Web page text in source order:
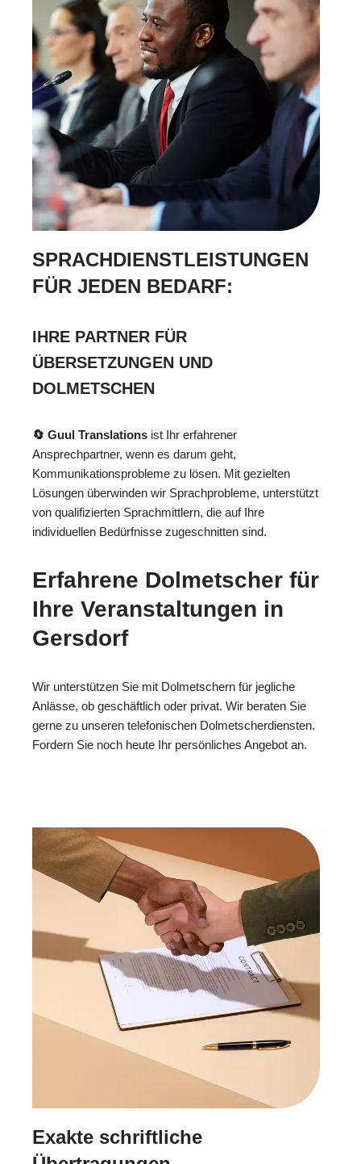
SPRACHDIENSTLEISTUNGEN
FÜR JEDEN BEDARF:
IHRE PARTNER FÜR
ÜBERSETZUNGEN UND
DOLMETSCHEN
🔄 Guul Translations ist Ihr erfahrener
Ansprechpartner, wenn es darum geht,
Kommunikationsprobleme zu lösen. Mit gezielten
Lösungen überwinden wir Sprachprobleme, unterstützt
von qualifizierten Sprachmittlern, die auf Ihre
individuellen Bedürfnisse zugeschnitten sind.
Erfahrene Dolmetscher für
Ihre Veranstaltungen in
Gersdorf
Wir unterstützen Sie mit Dolmetschern für jegliche
Anlässe, ob geschäftlich oder privat. Wir beraten Sie
gerne zu unseren telefonischen Dolmetscherdiensten.
Fordern Sie noch heute Ihr persönliches Angebot an.
Exakte schriftliche